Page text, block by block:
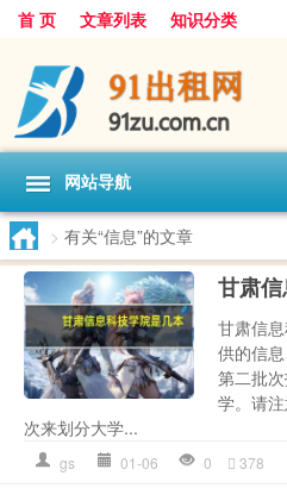
首 页 文章列表 知识分类
网站导航
> 有关“信息”的文章
甘肃
甘肃信
供的信
第二批
学。请
次来划分大学...
gs 01-06 0 378